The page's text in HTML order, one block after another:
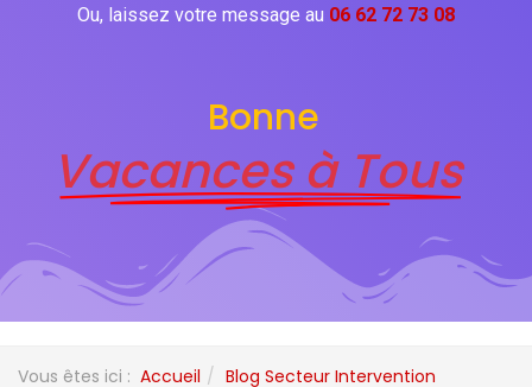
Ou, laissez votre message au 06 62 72 73 08
Bonne
Vacances à Tous
Vous êtes ici : Accueil
Blog Secteur Intervention